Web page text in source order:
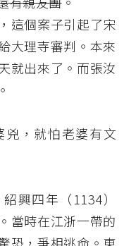
這個案子引起了宋
大理寺審判。本來
就出來了。而張汝
兇，就怕老婆有文
興四年（1134）
當時在江浙一帶的
恐，爭相逃命。東